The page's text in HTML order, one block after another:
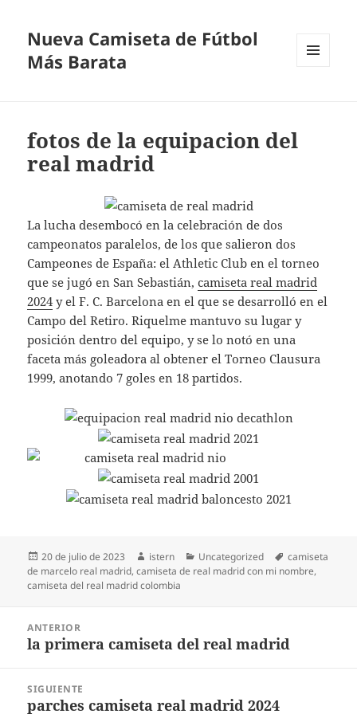
Nueva Camiseta de Fútbol
Más Barata
fotos de la equipacion del
real madrid
La lucha desembocó en la celebración de dos
campeonatos paralelos, de los que salieron dos
Campeones de España: el Athletic Club en el torneo
que se jugó en San Sebastián,camiseta real madrid
2024y el F. C. Barcelona en el que se desarrolló en el
Campo del Retiro. Riquelme mantuvo su lugar y
posición dentro del equipo, y se lo notó en una
faceta más goleadora al obtener el Torneo Clausura
1999, anotando 7 goles en 18 partidos.
Publicado
el
20 de julio de 2023 Autor
istern Categorías
Uncategorized Etiquetas
camiseta
de marcelo real madrid,camiseta de real madrid con mi nombre,
camiseta del real madrid colombia
entradas
ANTERIOR
Entrada
la primera camiseta del real madrid
SIGUIENTE
Entrada
parches camiseta real madrid 2024